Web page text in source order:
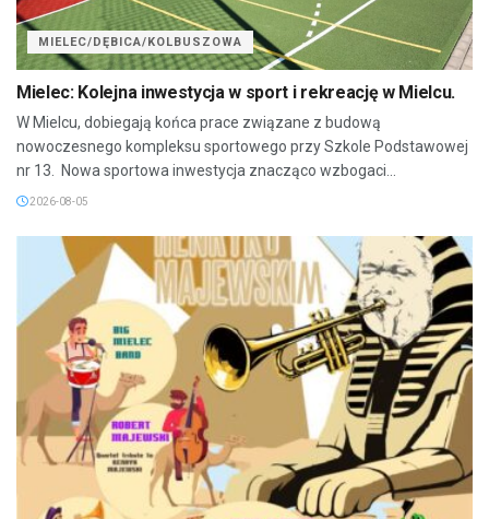
MIELEC/DĘBICA/KOLBUSZOWA
Mielec: Kolejna inwestycja w sport i rekreację w Mielcu.
W Mielcu, dobiegają końca prace związane z budową
nowoczesnego kompleksu sportowego przy Szkole Podstawowej
nr 13. Nowa sportowa inwestycja znacząco wzbogaci...
2026-08-05